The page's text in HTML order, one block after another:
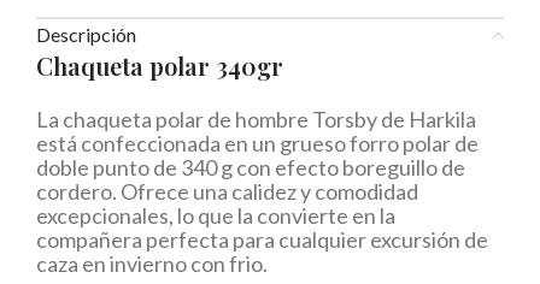
Descripción
Chaqueta polar 340gr
La chaqueta polar de hombre Torsby de Harkila
está confeccionada en un grueso forro polar de
doble punto de 340 g con efecto boreguillo de
cordero. Ofrece una calidez y comodidad
excepcionales, lo que la convierte en la
compañera perfecta para cualquier excursión de
caza en invierno con frio.